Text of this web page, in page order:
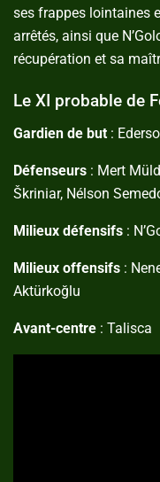
ses frappes lointaines
arrêtés, ainsi que
récupération et sa
Le XI probable de
Gardien de but :
Défenseurs : Mert
Škriniar, Nélson
Milieux défensifs :
Milieux offensifs :
Aktürkoğlu
Avant-centre : Talisca